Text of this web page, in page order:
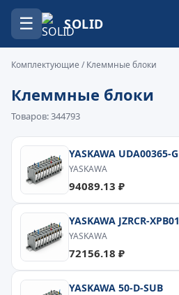
☰ SOLID
Комплектующие / Клеммные блоки
Клеммные блоки
Товаров: 344793
YASKAWA UDA00365-G
YASKAWA
94089.13 ₽
YASKAWA JZRCR-XPB01
YASKAWA
72156.18 ₽
YASKAWA 50-D-SUB